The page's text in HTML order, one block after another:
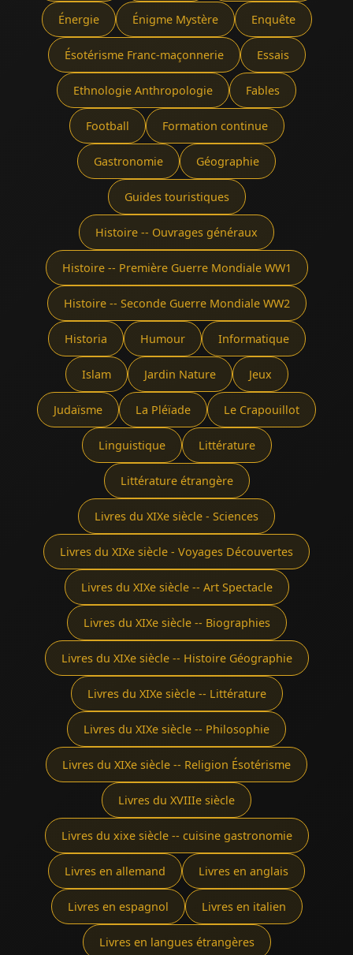
Énergie Énigme Mystère Enquête
Ésotérisme Franc-maçonnerie Essais
Ethnologie Anthropologie Fables
Football Formation continue
Gastronomie Géographie
Guides touristiques
Histoire -- Ouvrages généraux
Histoire -- Première Guerre Mondiale WW1
Histoire -- Seconde Guerre Mondiale WW2
Historia Humour Informatique
Islam Jardin Nature Jeux
Judaïsme La Pléïade Le Crapouillot
Linguistique Littérature
Littérature étrangère
Livres du XIXe siècle - Sciences
Livres du XIXe siècle - Voyages Découvertes
Livres du XIXe siècle -- Art Spectacle
Livres du XIXe siècle -- Biographies
Livres du XIXe siècle -- Histoire Géographie
Livres du XIXe siècle -- Littérature
Livres du XIXe siècle -- Philosophie
Livres du XIXe siècle -- Religion Ésotérisme
Livres du XVIIIe siècle
Livres du xixe siècle -- cuisine gastronomie
Livres en allemand Livres en anglais
Livres en espagnol Livres en italien
Livres en langues étrangères